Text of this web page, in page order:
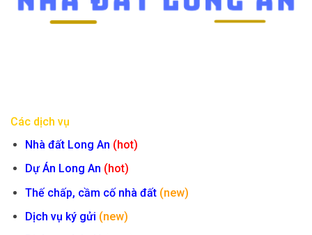
Các dịch vụ
Nhà đất Long An (hot)
Dự Án Long An (hot)
Thế chấp, cầm cố nhà đất (new)
Dịch vụ ký gửi (new)